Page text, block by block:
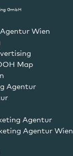
GmbH
Wien
Map
Agentur
Agentur
Agentur Wien